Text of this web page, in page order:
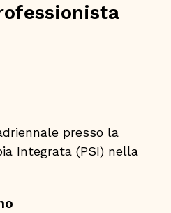
presso la
Integrata (PSI) nella